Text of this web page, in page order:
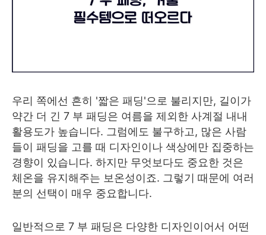
우리 쪽에선 흔히 '짧은 패딩'으로 불리지만, 길이가
약간 더 긴 7 부 패딩은 여름을 제외한 사계절 내내
활용도가 높습니다. 그럼에도 불구하고, 많은 사람
들이 패딩을 고를 때 디자인이나 색상에만 집중하는
경향이 있습니다. 하지만 무엇보다도 중요한 것은
체온을 유지해주는 보온성이죠. 그렇기 때문에 여러
분의 선택이 매우 중요합니다.
일반적으로 7 부 패딩은 다양한 디자인이어서 어떤